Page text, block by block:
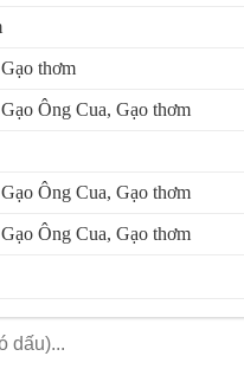
Gạo thơm
Gạo Ông Cua, Gạo thơm
Gạo Ông Cua, Gạo thơm
Gạo Ông Cua, Gạo thơm